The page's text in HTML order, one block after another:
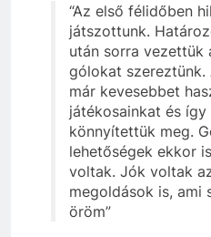
“Az első félidőben
játszottunk.
után sorra vezettük
gólokat
már kevesebbet
játékosainkat és
könnyítettük meg.
lehetőségek ekkor
voltak. Jók voltak
megoldások is, ami
öröm”